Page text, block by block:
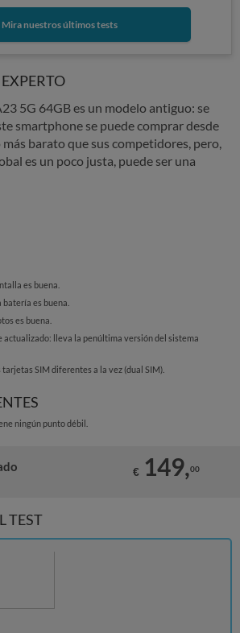
Mira nuestros últimos tests
5G 64GB es un modelo antiguo: se
smartphone se puede comprar desde
barato que sus competidores, pero,
es un poco justa, puede ser una
es buena.
es buena.
es buena.
actualizado: lleva la penúltima versión del sistema
tarjetas SIM diferentes a la vez (dual SIM).
ningún punto débil.
€ 149,00
TEST